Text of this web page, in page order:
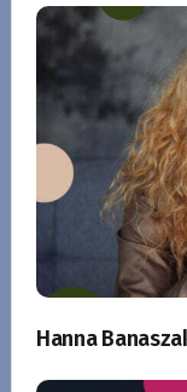
Hanna